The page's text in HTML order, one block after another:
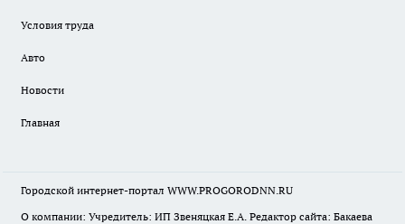
Условия труда
Авто
Новости
Главная
Городской интернет-портал WWW.PROGORODNN.RU
О компании: Учредитель: ИП Звеняцкая Е.А. Редактор сайта: Бакаева